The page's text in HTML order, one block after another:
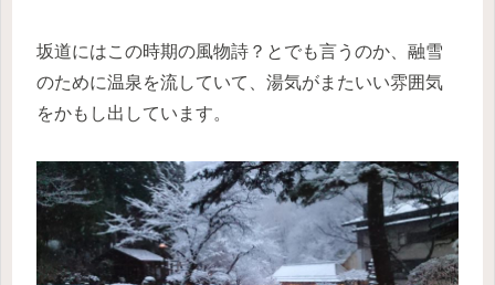
坂道にはこの時期の風物詩？とでも言うのか、融雪
のために温泉を流していて、湯気がまたいい雰囲気
をかもし出しています。